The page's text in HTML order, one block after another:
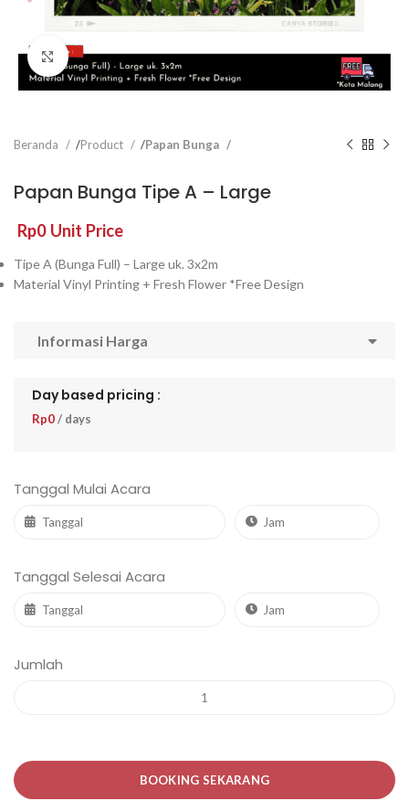
Click to enlarge
Beranda Product Papan Bunga
Papan Bunga Tipe A – Large
Rp0 Unit Price
Tipe A (Bunga Full) – Large uk. 3x2m
Material Vinyl Printing + Fresh Flower *Free Design
Informasi Harga
Day based pricing :
Rp0/ days
Tanggal Mulai Acara
Tanggal Selesai Acara
Jumlah
BOOKING SEKARANG